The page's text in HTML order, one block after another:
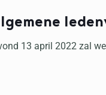
13 april 2022 zal